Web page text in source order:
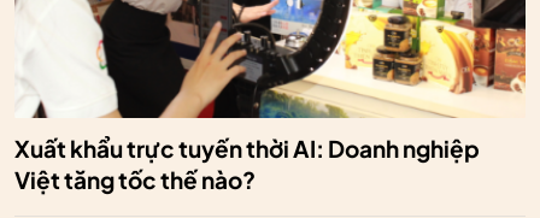
Xuất khẩu trực tuyến thời AI: Doanh nghiệp
Việt tăng tốc thế nào?